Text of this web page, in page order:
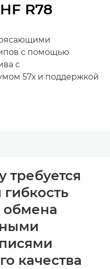
R78
с помощью
c
57х и поддержкой
требуется
обмена
качества